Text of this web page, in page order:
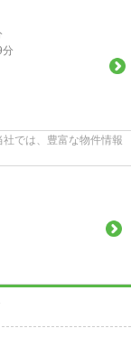
分
では、豊富な物件情報